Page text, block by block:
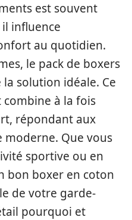
est souvent
influence
au quotidien.
le pack de boxers
solution idéale. Ce
à la fois
répondant aux
moderne. Que vous
sportive ou en
bon boxer en coton
de votre garde-
pourquoi et